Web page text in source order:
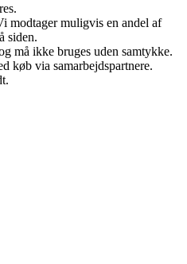
modtager muligvis en andel af
siden.
må ikke bruges uden samtykke.
køb via samarbejdspartnere.